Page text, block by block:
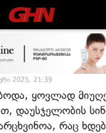
2025, 21:39
ყოვლად
დაუსჯელობის
რაც